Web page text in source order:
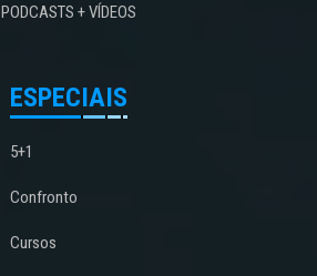
PODCASTS + VÍDEOS
ESPECIAIS
5+1
Confronto
Cursos